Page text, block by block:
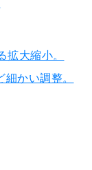
拡大縮小。
かい調整。